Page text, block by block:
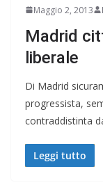
Maggio 2, 2013
Madrid
liberale
Di Madrid
progressista,
contraddistinta
Leggi tutto